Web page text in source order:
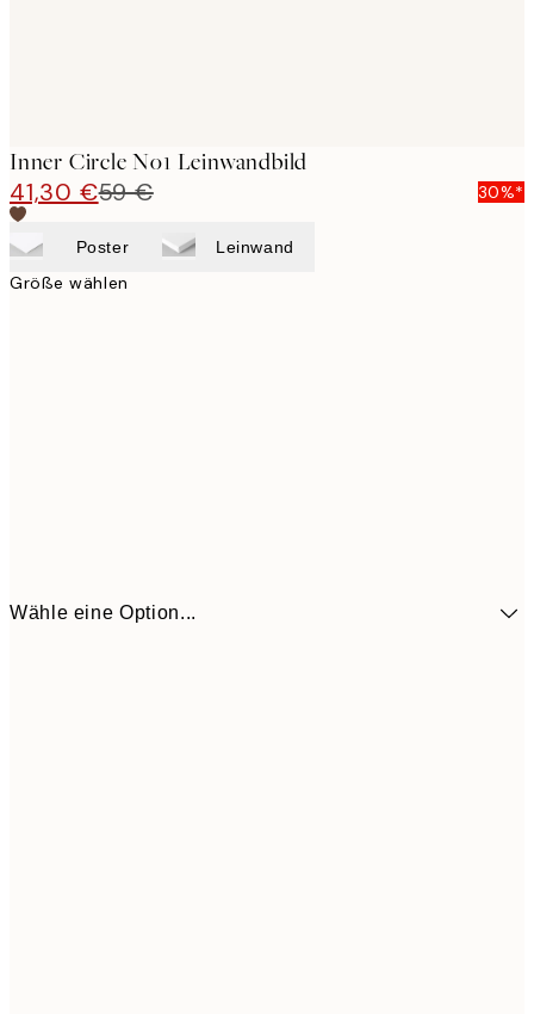
Inner Circle No1 Leinwandbild
41,30 €59 € 30%*
Poster Leinwand
Größe wählen
Wähle eine Option...